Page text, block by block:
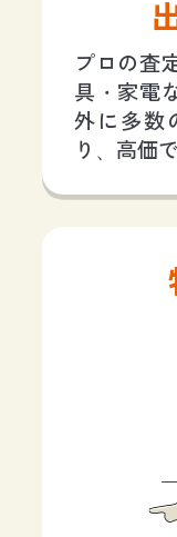
プロの査
具・家電
外に多数
り、高価